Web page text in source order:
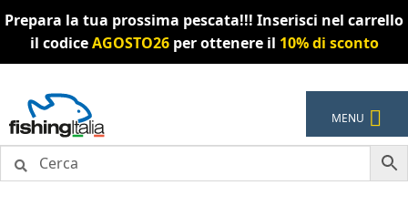
Prepara la tua prossima pescata!!! Inserisci nel carrello
il codiceAGOSTO26per ottenere il 10% di sconto
alla
navigazione
al
contenuto
MENU